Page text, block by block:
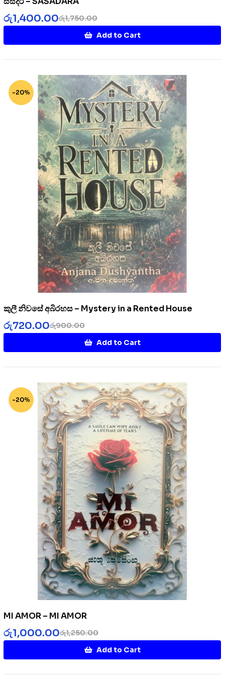
රු1,750.00
රු1,400.00
Add to Cart
-20%
කුලී නිවසේ අබිරහස – Mystery in a Rented House
රු900.00
රු720.00
Add to Cart
-20%
MI AMOR – MI AMOR
රු1,250.00
රු1,000.00
Add to Cart